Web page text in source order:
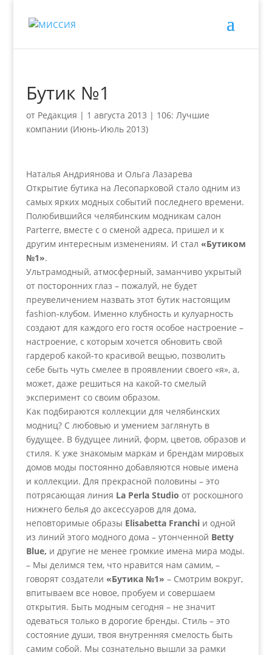
Бутик №1
от Редакция | 1 августа 2013 | 106: Лучшие
компании (Июнь-Июль 2013)
Наталья Андриянова и Ольга Лазарева
Открытие бутика на Лесопарковой стало одним из
самых ярких модных событий последнего времени.
Полюбившийся челябинским модникам салон
Parterre, вместе с о сменой адреса, пришел и к
другим интересным изменениям. И стал «Бутиком
№1».
Ультрамодный, атмосферный, заманчиво укрытый
от посторонних глаз – пожалуй, не будет
преувеличением назвать этот бутик настоящим
fashion-клубом. Именно клубность и кулуарность
создают для каждого его гостя особое настроение –
настроение, с которым хочется обновить свой
гардероб какой-то красивой вещью, позволить
себе быть чуть смелее в проявлении своего «я», а,
может, даже решиться на какой-то смелый
эксперимент со своим образом.
Как подбираются коллекции для челябинских
модниц? С любовью и умением заглянуть в
будущее. В будущее линий, форм, цветов, образов и
стиля. К уже знакомым маркам и брендам мировых
домов моды постоянно добавляются новые имена
и коллекции. Для прекрасной половины – это
потрясающая линия La Perla Studio от роскошного
нижнего белья до аксессуаров для дома,
неповторимые образы Elisabetta Franchiи одной
из линий этого модного дома – утонченной Betty
Blue, и другие не менее громкие имена мира моды.
– Мы делимся тем, что нравится нам самим, –
говорят создатели «Бутика №1» – Смотрим вокруг,
впитываем все новое, пробуем и совершаем
открытия. Быть модным сегодня – не значит
одеваться только в дорогие бренды. Стиль – это
состояние души, твоя внутренняя смелость быть
самим собой. Мы сознательно вышли за рамки